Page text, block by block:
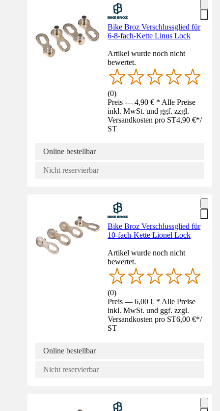
Bike Broz Verschlussglied für
6-8-fach-Kette Linus Lock
Artikel wurde noch nicht
bewertet.
(0)
Preis — 4,90 € * Alle Preise
inkl. MwSt. und ggf. zzgl.
Versandkosten pro ST4,90 €*/
ST
Online bestellbar
Nicht reservierbar
Bike Broz Verschlussglied für
10-fach-Kette Lionel Lock
Artikel wurde noch nicht
bewertet.
(0)
Preis — 6,00 € * Alle Preise
inkl. MwSt. und ggf. zzgl.
Versandkosten pro ST6,00 €*/
ST
Online bestellbar
Nicht reservierbar